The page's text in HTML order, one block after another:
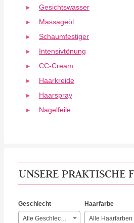
Gesichtswasser
Massageöl
Schaumfestiger
Intensivtönung
CC-Cream
Haarkreide
Haarspray
Nagelfeile
UNSERE PRAKTISCHE
Geschlecht
Alle Geschlechter
Haarfarbe
Alle Haarfarben